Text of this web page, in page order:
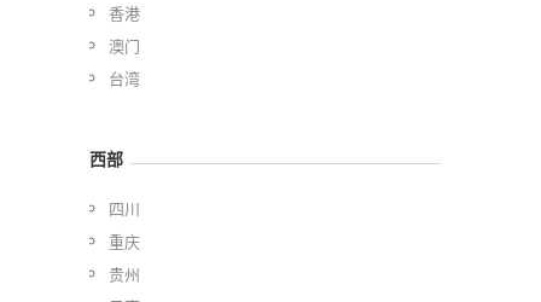
香港
澳门
台湾
西部
四川
重庆
贵州